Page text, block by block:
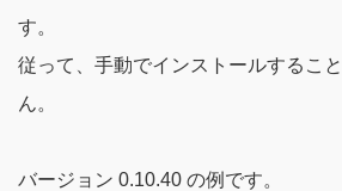
す。
従って、手動でインストールするこ
ん。
バージョン 0.10.40 の例です。